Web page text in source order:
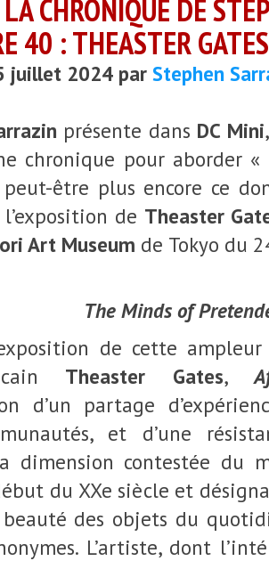
CHRONIQUE DE
40 : THEASTER
juillet 2024 par Stephen
présente dans DC Mini
chronique pour aborder
peut-être plus encore ce
de Theaster
Art Museum de Tokyo du
The Minds of
de cette
Theaster Gates,
d’un partage
et d’une
dimension contestée du
du XXe siècle et
des objets du
L’artiste, dont